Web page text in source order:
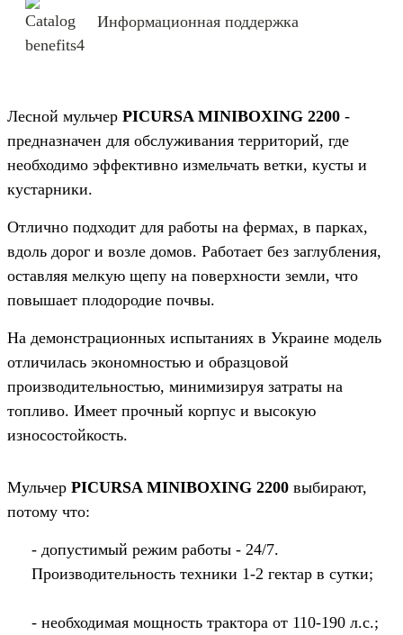
Информационная поддержка
Лесной мульчер PICURSA MINIBOXING 2200 -
предназначен для обслуживания территорий, где
необходимо эффективно измельчать ветки, кусты и
кустарники.
Отлично подходит для работы на фермах, в парках,
вдоль дорог и возле домов. Работает без заглубления,
оставляя мелкую щепу на поверхности земли, что
повышает плодородие почвы.
На демонстрационных испытаниях в Украине модель
отличилась экономностью и образцовой
производительностью, минимизируя затраты на
топливо. Имеет прочный корпус и высокую
износостойкость.
Мульчер PICURSA MINIBOXING 2200 выбирают,
потому что:
- допустимый режим работы - 24/7.
Производительность техники 1-2 гектар в сутки;
- необходимая мощность трактора от 110-190 л.с.;